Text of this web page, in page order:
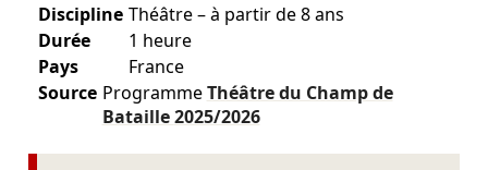
Discipline Théâtre – à partir de 8 ans
Durée
1 heure
Pays
France
Source ProgrammeThéâtre du Champ de
Bataille2025/2026